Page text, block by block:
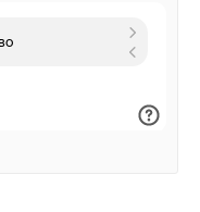
и
контура.
зданий
и высокую